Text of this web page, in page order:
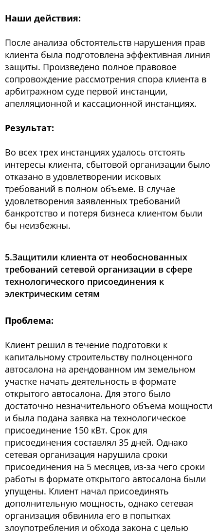
Наши действия:
После анализа обстоятельств нарушения прав
клиента была подготовлена эффективная линия
защиты. Произведено полное правовое
сопровождение рассмотрения спора клиента в
арбитражном суде первой инстанции,
апелляционной и кассационной инстанциях.
Результат:
Во всех трех инстанциях удалось отстоять
интересы клиента, сбытовой организации было
отказано в удовлетворении исковых
требований в полном объеме. В случае
удовлетворения заявленных требований
банкротство и потеря бизнеса клиентом были
бы неизбежны.
5.Защитили клиента от необоснованных
требований сетевой организации в сфере
технологического присоединения к
электрическим сетям
Проблема:
Клиент решил в течение подготовки к
капитальному строительству полноценного
автосалона на арендованном им земельном
участке начать деятельность в формате
открытого автосалона. Для этого было
достаточно незначительного объема мощности
и была подана заявка на технологическое
присоединение 150 кВт. Срок для
присоединения составлял 35 дней. Однако
сетевая организация нарушила сроки
присоединения на 5 месяцев, из-за чего сроки
работы в формате открытого автосалона были
упущены. Клиент начал присоединять
дополнительную мощность, однако сетевая
организация обвинила его в попытках
злоупотребления и обхода закона с целью